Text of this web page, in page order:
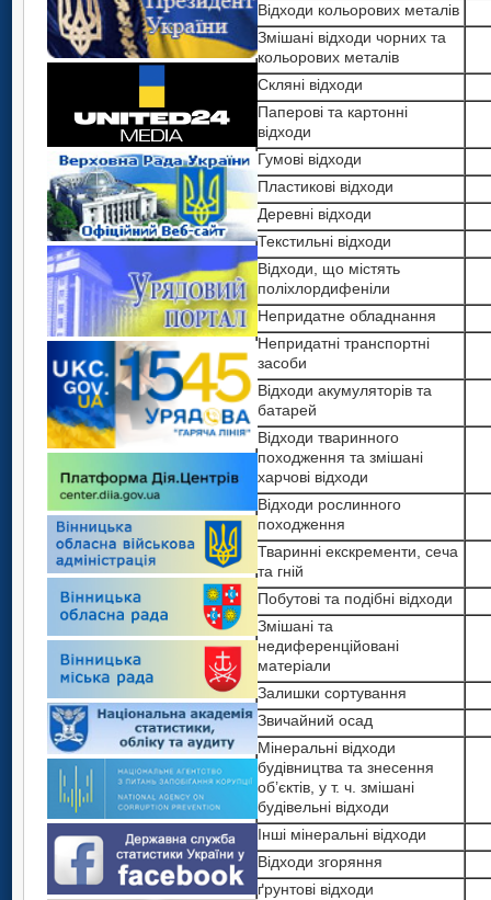
Відходи кольорових металів
Змішані відходи чорних та
кольорових металів
Скляні відходи
Паперові та картонні
відходи
Гумові відходи
Пластикові відходи
Деревні відходи
Текстильні відходи
Відходи, що містять
поліхлордифеніли
Непридатне обладнання
Непридатні транспортні
засоби
Відходи акумуляторів та
батарей
Відходи тваринного
походження та змішані
харчові відходи
Відходи рослинного
походження
Тваринні екскременти, сеча
та гній
Побутові та подібні відходи
Змішані та
недиференційовані
матеріали
Залишки сортування
Звичайний осад
Мінеральні відходи
будівництва та знесення
об’єктів, у т. ч. змішані
будівельні відходи
Інші мінеральні відходи
Відходи згоряння
ґрунтові відходи